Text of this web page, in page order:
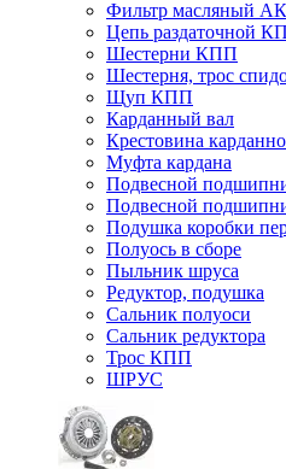
Фильтр масляный
Цепь раздаточной
Шестерни КПП
Шестерня, трос
Щуп КПП
Карданный вал
Крестовина
Муфта кардана
Подвесной
Подвесной
Подушка коробки
Полуось в сборе
Пыльник шруса
Редуктор, подушка
Сальник полуоси
Сальник редуктора
Трос КПП
ШРУС